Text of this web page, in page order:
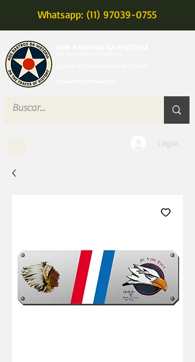
Whatsapp: (11) 97039-0755
Login